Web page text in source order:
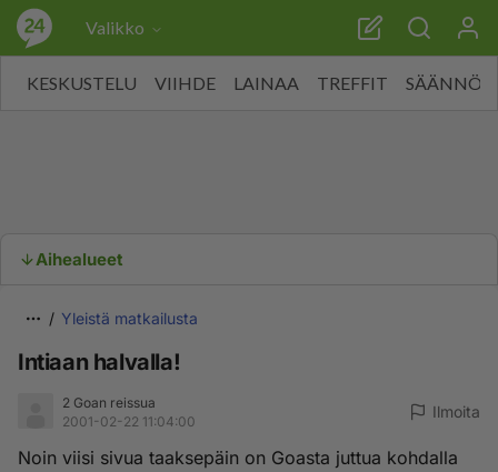
Valikko
KESKUSTELU VIIHDE LAINAA TREFFIT SÄÄNNÖT
Aihealueet
Yleistä matkailusta
Intiaan halvalla!
2 Goan reissua
2001-02-22 11:04:00
Ilmoita
Noin viisi sivua taaksepäin on Goasta juttua kohdalla